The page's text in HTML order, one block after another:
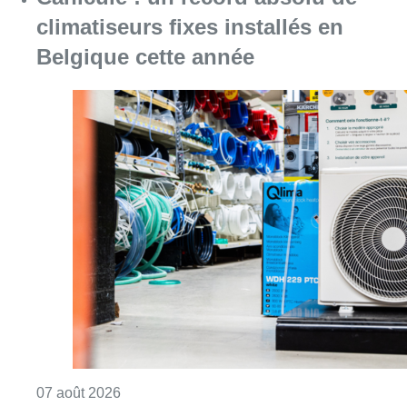
climatiseurs fixes installés en
Belgique cette année
07 août 2026